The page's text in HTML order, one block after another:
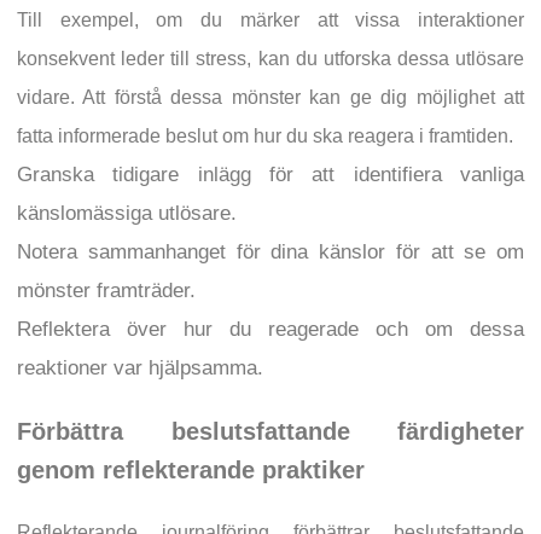
Till exempel, om du märker att vissa interaktioner
konsekvent leder till stress, kan du utforska dessa utlösare
vidare. Att förstå dessa mönster kan ge dig möjlighet att
fatta informerade beslut om hur du ska reagera i framtiden.
Granska tidigare inlägg för att identifiera vanliga
känslomässiga utlösare.
Notera sammanhanget för dina känslor för att se om
mönster framträder.
Reflektera över hur du reagerade och om dessa
reaktioner var hjälpsamma.
Förbättra beslutsfattande färdigheter
genom reflekterande praktiker